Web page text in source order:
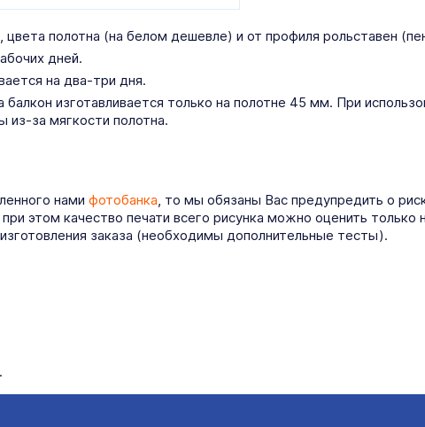
полотна (на белом дешевле) и от профиля рольставен
дней.
на два-три дня.
изготавливается только на полотне 45 мм. При
из-за мягкости полотна.
нами фотобанка, то мы обязаны Вас предупредить о
этом качество печати всего рисунка можно оценить только
заказа (необходимы дополнительные тесты).